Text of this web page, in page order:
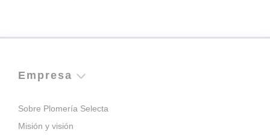
Empresa
Sobre Plomería Selecta
Misión y visión